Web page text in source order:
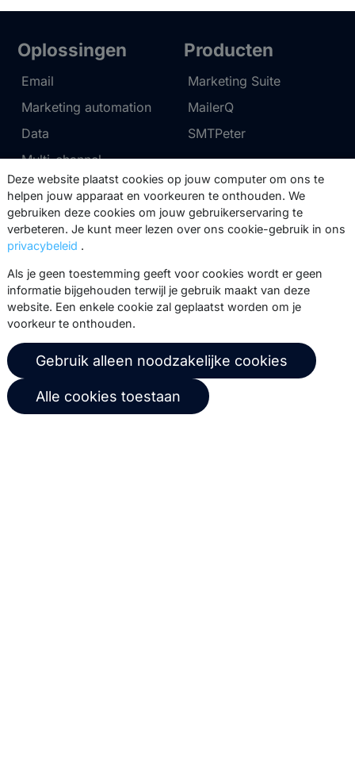
Oplossingen
Email
Marketing automation
Data
Multi-channel
Producten
Marketing Suite
MailerQ
SMTPeter
Tarieven
Marketing Suite tarieven
MailerQ tarieven
Support
Partnernetwerk
Trainingen
Stuur een ticket
Over ons
Copernica-nieuws
Carrière bij Copernica
Copernica BV
De Ruijterkade 112
1011 AB
Deze website plaatst cookies op jouw computer om ons te
helpen jouw apparaat en voorkeuren te onthouden. We
gebruiken deze cookies om jouw gebruikerservaring te
verbeteren. Je kunt meer lezen over ons cookie-gebruik in ons
privacybeleid .
Als je geen toestemming geeft voor cookies wordt er geen
informatie bijgehouden terwijl je gebruik maakt van deze
website. Een enkele cookie zal geplaatst worden om je
voorkeur te onthouden.
Gebruik alleen noodzakelijke cookies
Alle cookies toestaan